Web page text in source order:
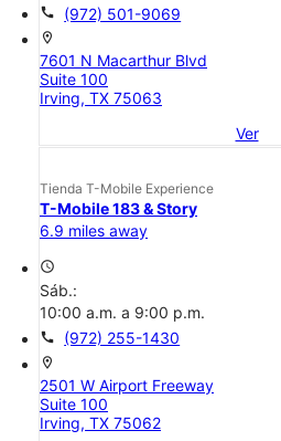
call (972) 501-9069
location_on
7601 N Macarthur Blvd
Suite 100
Irving, TX 75063
Ver
Tienda T-Mobile Experience
T-Mobile 183 & Story
6.9 miles away
access_time
Sáb.:
10:00 a.m. a 9:00 p.m.
call (972) 255-1430
location_on
2501 W Airport Freeway
Suite 100
Irving, TX 75062